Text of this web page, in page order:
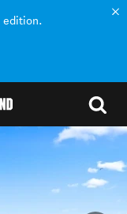
edition.